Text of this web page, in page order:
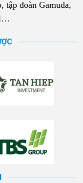
tập đoàn Gamuda,